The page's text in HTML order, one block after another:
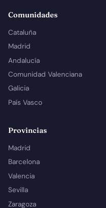
Comunidades
Cataluña
Madrid
Andalucía
Comunidad Valenciana
Galicia
País Vasco
Provincias
Madrid
Barcelona
Valencia
Sevilla
Zaragoza